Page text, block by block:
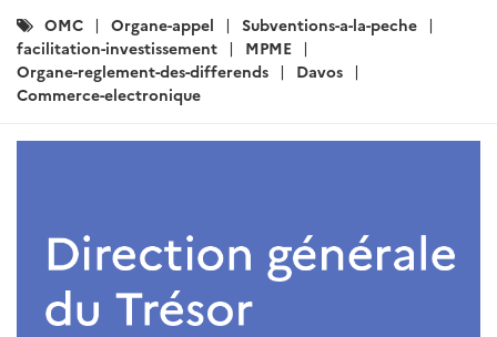
Catégories
:
OMC Organe-appel
Subventions-a-la-peche
facilitation-investissement
MPME
Organe-reglement-des-differends
Davos
Commerce-electronique